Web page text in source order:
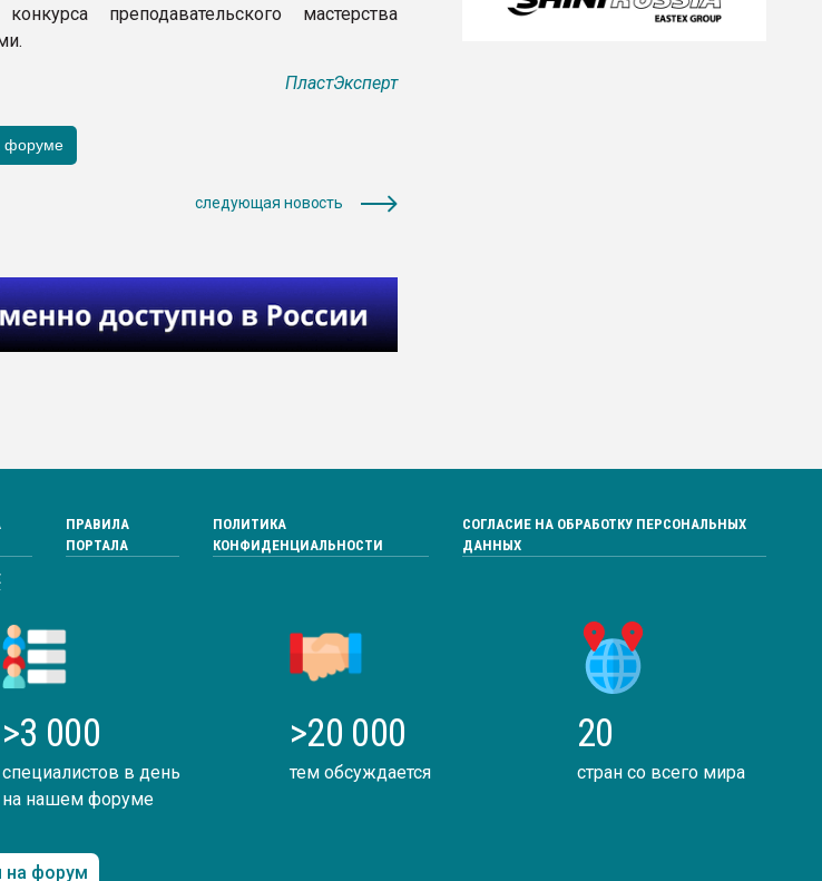
преподавательского мастерства
ПластЭксперт
следующая новость
ПРАВИЛА
ПОРТАЛА
ПОЛИТИКА
КОНФИДЕНЦИАЛЬНОСТИ
СОГЛАСИЕ НА ОБРАБОТКУ ПЕРСОНАЛЬНЫХ
ДАННЫХ
>3 000
специалистов в день
на нашем форуме
>20 000
тем обсуждается
20
стран со всего мира
на форум